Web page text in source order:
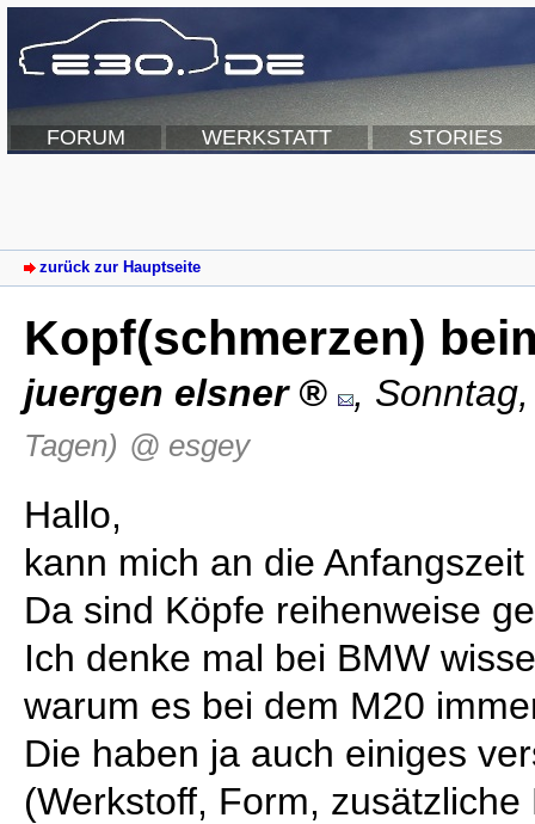
FORUM WERKSTATT STORIES
zurück zur Hauptseite
Kopf(schmerzen)
juergen elsner ,
Tagen) @ esgey
Hallo,
kann mich an die
Da sind Köpfe reihenweise
Ich denke mal bei BMW
warum es bei dem M20
Die haben ja auch einiges
(Werkstoff, Form,